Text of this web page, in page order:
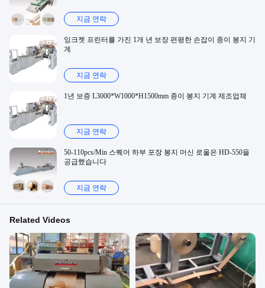
지금 연락
잉크젯 프린터를 가진 1개 년 보장 편평한 손잡이 종이 봉지 기
계
지금 연락
1년 보증 L3000*W1000*H1500mm 종이 봉지 기계 제조업체
지금 연락
50-110pcs/Min 스퀘어 하부 포장 봉지 머신 로울은 HD-550을
공급했습니다
지금 연락
Related Videos